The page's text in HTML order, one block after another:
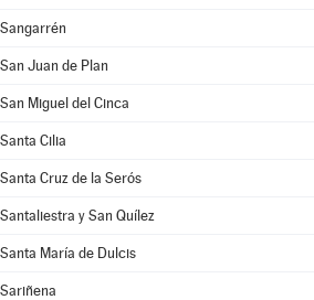
Sangarrén
San Juan de Plan
San Miguel del Cinca
Santa Cilia
Santa Cruz de la Serós
Santaliestra y San Quílez
Santa María de Dulcis
Sariñena